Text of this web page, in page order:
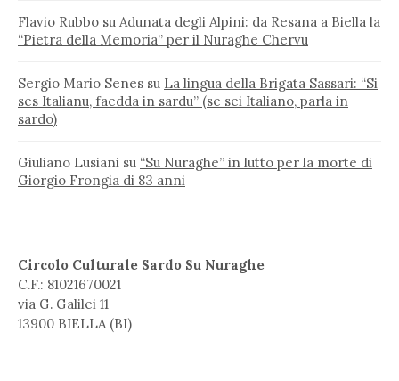
Flavio Rubbo su Adunata degli Alpini: da Resana a Biella la
“Pietra della Memoria” per il Nuraghe Chervu
Sergio Mario Senes su La lingua della Brigata Sassari: “Si
ses Italianu, faedda in sardu” (se sei Italiano, parla in
sardo)
Giuliano Lusiani su “Su Nuraghe” in lutto per la morte di
Giorgio Frongia di 83 anni
Circolo Culturale Sardo Su Nuraghe
C.F.: 81021670021
via G. Galilei 11
13900 BIELLA (BI)